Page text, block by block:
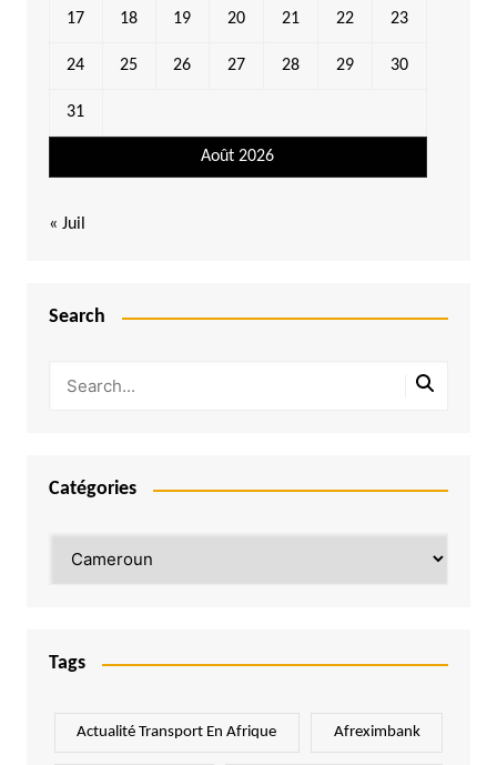
Août 2026
17 18 19 20 21 22 23
24 25 26 27 28 29 30
31
« Juil
Search
Catégories
Tags
Actualité Transport En Afrique Afreximbank